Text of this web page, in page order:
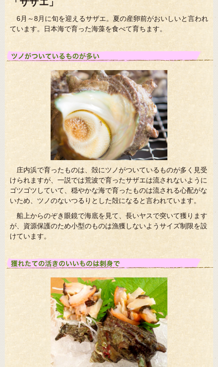
6月～8月に旬を迎えるサザエ。夏の産卵前がおいしいと言われ
ています。日本海で育った海藻を食べて育ちます。
庄内浜で育ったものは、殻にツノがついているものが多く見受
けられますが、一説では荒波で育ったサザエは流されないように
ゴツゴツしていて、穏やかな海で育ったものは流される心配がな
いため、ツノのないつるりとした殻になると言われています。
船上からのぞき眼鏡で海底を見て、長いヤスで突いて獲ります
が、資源保護のため小型のものは漁獲しないようサイズ制限を設
けています。